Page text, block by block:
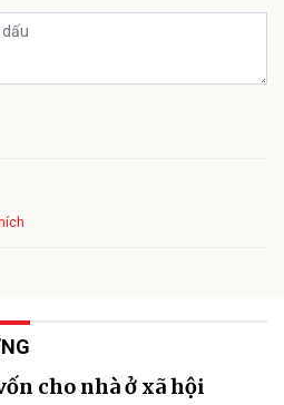
cho nhà ở xã hội